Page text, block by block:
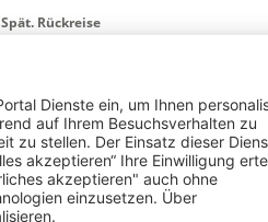
Spät. Rückreise
Alle Angebote, auch ohne Transfer